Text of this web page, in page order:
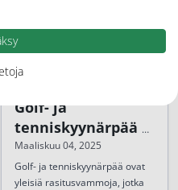
Golf- ja
tenniskyynärpää –
Syyt, oireet ja
hoito
Maaliskuu 04, 2025
Golf- ja tenniskyynärpää ovat
yleisiä rasitusvammoja, jotka